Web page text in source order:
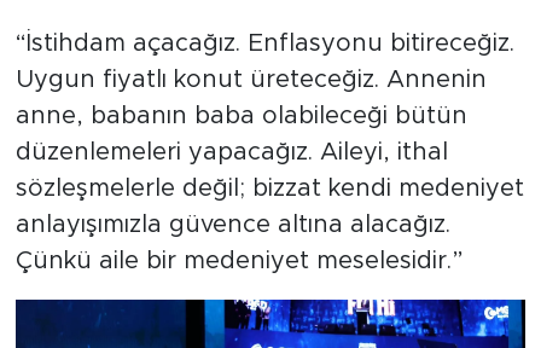
“İstihdam açacağız. Enflasyonu bitireceğiz.
Uygun fiyatlı konut üreteceğiz. Annenin
anne, babanın baba olabileceği bütün
düzenlemeleri yapacağız. Aileyi, ithal
sözleşmelerle değil; bizzat kendi medeniyet
anlayışımızla güvence altına alacağız.
Çünkü aile bir medeniyet meselesidir.”